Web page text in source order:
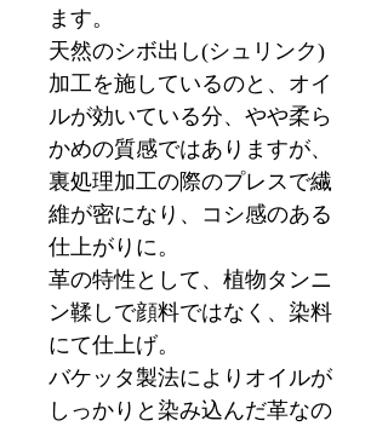
ます。
天然のシボ出し(シュリンク)
加工を施しているのと、オイ
ルが効いている分、やや柔ら
かめの質感ではありますが、
裏処理加工の際のプレスで繊
維が密になり、コシ感のある
仕上がりに。
革の特性として、植物タンニ
ン鞣しで顔料ではなく、染料
にて仕上げ。
バケッタ製法によりオイルが
しっかりと染み込んだ革なの